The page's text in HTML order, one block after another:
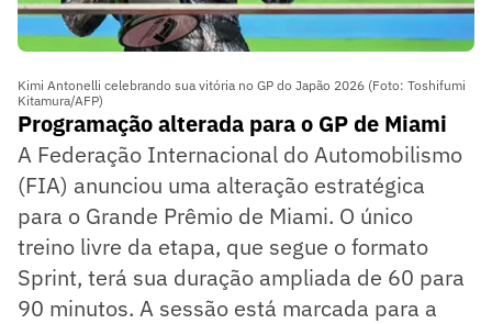
Kimi Antonelli celebrando sua vitória no GP do Japão 2026 (Foto: Toshifumi
Kitamura/AFP)
Programação alterada para o GP de Miami
A Federação Internacional do Automobilismo
(FIA) anunciou uma alteração estratégica
para o Grande Prêmio de Miami. O único
treino livre da etapa, que segue o formato
Sprint, terá sua duração ampliada de 60 para
90 minutos. A sessão está marcada para a